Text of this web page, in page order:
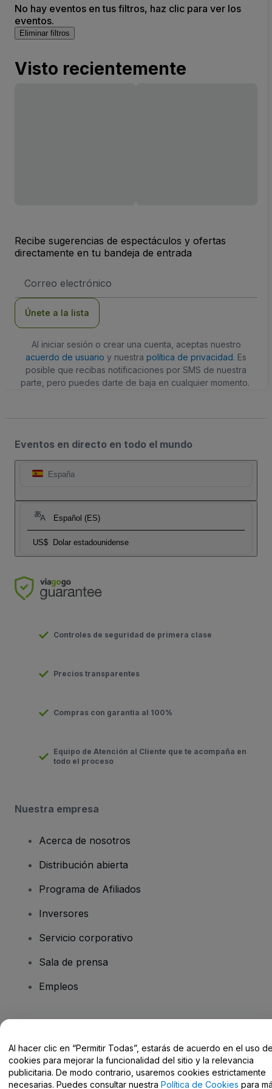
No hay eventos en tus filtros, haz clic para ver los
eventos.
Eliminar filtros
Visto recientemente
Recibe sugerencias de espectáculos y ofertas
directamente en tu bandeja de entrada
de
Únete a la lista
Al iniciar sesión o crear una cuenta, aceptas nuestro
acuerdo de usuario y nuestra política de privacidad. Es
posible que recibas notificaciones por SMS de nuestra
parte, pero puedes darte de baja en cualquier momento.
Eventos en directo en todo el mundo
España
Español (ES)
US$ Dolar estadounidense
Controles de seguridad de primera clase
Precios transparentes
Compras con garantía al 100%
Equipo de Atención al Cliente que te acompaña en
todo el proceso
Nuestra empresa
Acerca de nosotros
Distribución abierta
Programa de Afiliados
Inversores
Servicio corporativo
Sala de prensa
Empleos
Centro de Ayuda / Contacto
Al hacer clic en “Permitir Todas”, estarás de acuerdo en el uso
cookies para mejorar la funcionalidad del sitio y la relevancia
publicitaria. De modo contrario, usaremos cookies estrictamente
necesarias. Puedes consultar nuestra Política de Cookies para